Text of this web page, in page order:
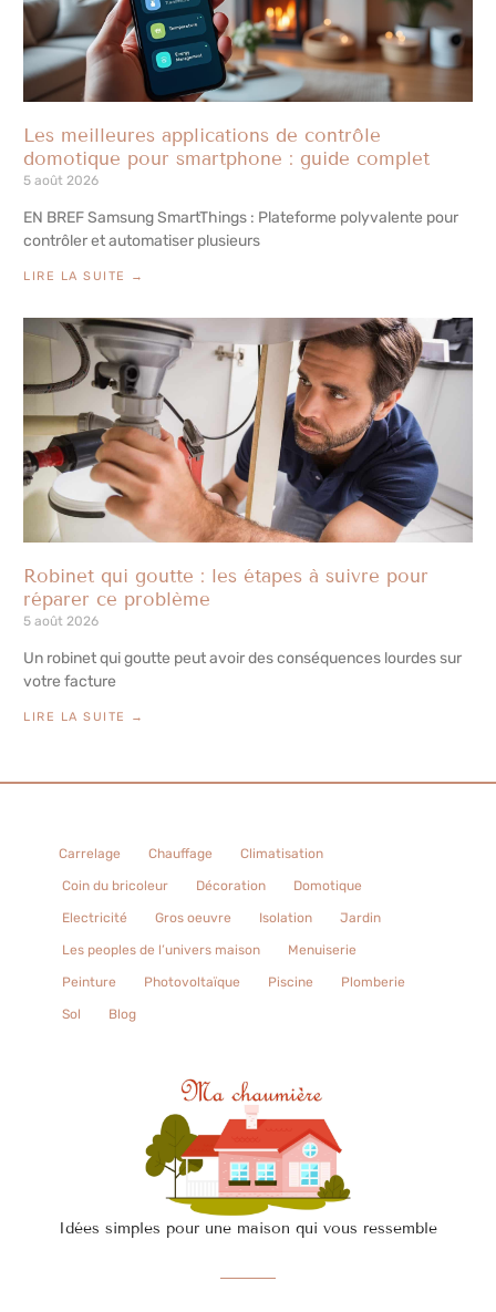
Les meilleures applications de contrôle
domotique pour smartphone : guide complet
5 août 2026
EN BREF Samsung SmartThings : Plateforme polyvalente pour
contrôler et automatiser plusieurs
LIRE LA SUITE →
Robinet qui goutte : les étapes à suivre pour
réparer ce problème
5 août 2026
Un robinet qui goutte peut avoir des conséquences lourdes sur
votre facture
LIRE LA SUITE →
Idées simples pour une maison qui vous ressemble
Carrelage Chauffage Climatisation
Coin du bricoleur Décoration Domotique
Electricité Gros oeuvre Isolation Jardin
Les peoples de l’univers maison Menuiserie
Peinture Photovoltaïque Piscine Plomberie
Sol Blog